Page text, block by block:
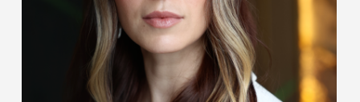
Политика обработки
персональных данных
© 2026 nastya.site
Информация на сайте носит информационный
характер и не является публичной офертой, за